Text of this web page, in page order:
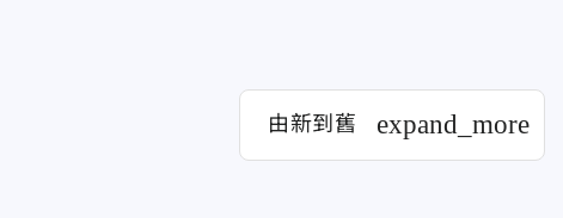
由新到舊 expand_more